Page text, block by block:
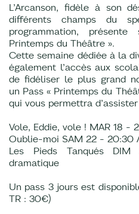
L’Arcanson, fidèle à son
différents champs du
programmation,
Printemps du Théâtre ».
Cette semaine dédiée à la
également l’accès aux
de fidéliser le plus grand
un Pass « Printemps du
qui vous permettra
Vole, Eddie, vole ! MAR 18 -
Oublie-moi SAM 22 - 20:30
Les Pieds Tanqués
dramatique
Un pass 3 jours est
TR : 30€)